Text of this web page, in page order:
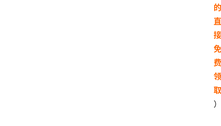
的
直
接
免
费
领
取
）